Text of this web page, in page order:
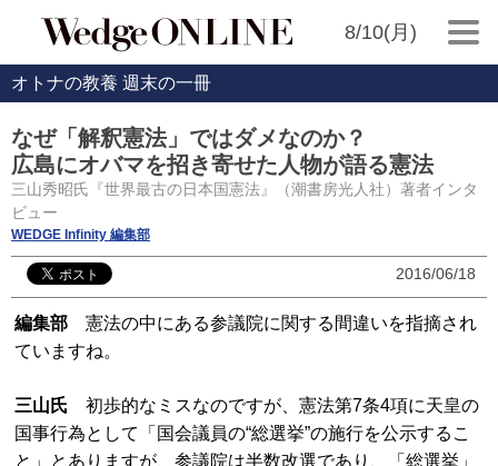
8/10(月)
オトナの教養 週末の一冊
なぜ「解釈憲法」ではダメなのか？
広島にオバマを招き寄せた人物が語る憲法
三山秀昭氏『世界最古の日本国憲法』（潮書房光人社）著者インタ
ビュー
WEDGE Infinity 編集部
2016/06/18
編集部 憲法の中にある参議院に関する間違いを指摘され
ていますね。
三山氏 初歩的なミスなのですが、憲法第7条4項に天皇の
国事行為として「国会議員の“総選挙”の施行を公示するこ
と」とありますが、参議院は半数改選であり、「総選挙」